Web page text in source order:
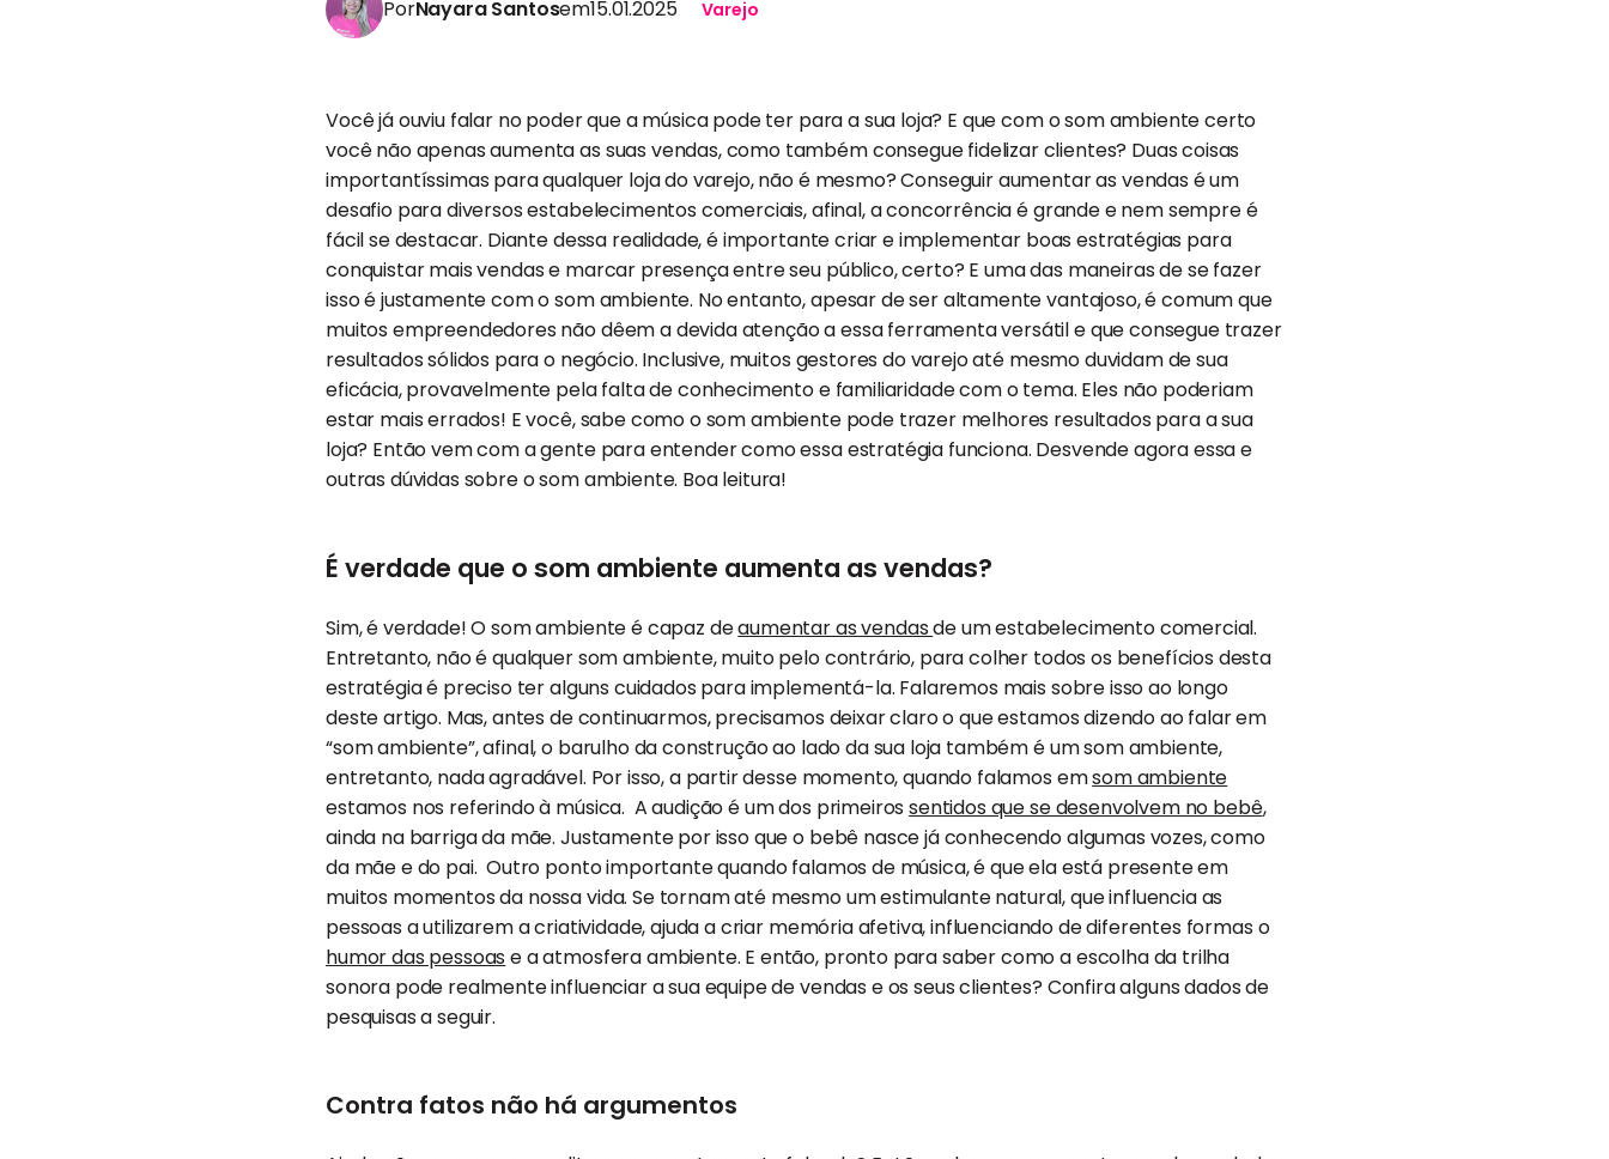
PorNayara Santosem15.01.2025 Varejo
Você já ouviu falar no poder que a música pode ter para a sua loja? E que com o som ambiente certo
você não apenas aumenta as suas vendas, como também consegue fidelizar clientes? Duas coisas
importantíssimas para qualquer loja do varejo, não é mesmo? Conseguir aumentar as vendas é um
desafio para diversos estabelecimentos comerciais, afinal, a concorrência é grande e nem sempre é
fácil se destacar. Diante dessa realidade, é importante criar e implementar boas estratégias para
conquistar mais vendas e marcar presença entre seu público, certo? E uma das maneiras de se fazer
isso é justamente com o som ambiente. No entanto, apesar de ser altamente vantajoso, é comum que
muitos empreendedores não dêem a devida atenção a essa ferramenta versátil e que consegue trazer
resultados sólidos para o negócio. Inclusive, muitos gestores do varejo até mesmo duvidam de sua
eficácia, provavelmente pela falta de conhecimento e familiaridade com o tema. Eles não poderiam
estar mais errados! E você, sabe como o som ambiente pode trazer melhores resultados para a sua
loja? Então vem com a gente para entender como essa estratégia funciona. Desvende agora essa e
outras dúvidas sobre o som ambiente. Boa leitura!
É verdade que o som ambiente aumenta as vendas?
Sim, é verdade! O som ambiente é capaz deaumentar as vendasde um estabelecimento comercial.
Entretanto, não é qualquer som ambiente, muito pelo contrário, para colher todos os benefícios desta
estratégia é preciso ter alguns cuidados para implementá-la. Falaremos mais sobre isso ao longo
deste artigo. Mas, antes de continuarmos, precisamos deixar claro o que estamos dizendo ao falar em
“som ambiente”, afinal, o barulho da construção ao lado da sua loja também é um som ambiente,
entretanto, nada agradável. Por isso, a partir desse momento, quando falamos emsom ambiente
estamos nos referindo à música. A audição é um dos primeirossentidos que se desenvolvem no bebê,
ainda na barriga da mãe. Justamente por isso que o bebê nasce já conhecendo algumas vozes, como
da mãe e do pai. Outro ponto importante quando falamos de música, é que ela está presente em
muitos momentos da nossa vida. Se tornam até mesmo um estimulante natural, que influencia as
pessoas a utilizarem a criatividade, ajuda a criar memória afetiva, influenciando de diferentes formas o
humor das pessoas e a atmosfera ambiente. E então, pronto para saber como a escolha da trilha
sonora pode realmente influenciar a sua equipe de vendas e os seus clientes? Confira alguns dados de
pesquisas a seguir.
Contra fatos não há argumentos